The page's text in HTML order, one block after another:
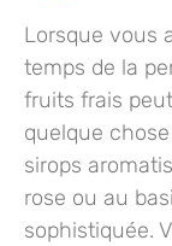
Lorsque vous
temps de la
fruits frais
quelque
sirops
rose ou au
sophistiquée.